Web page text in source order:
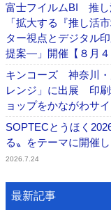
富士フイルムBI 推し
「拡大する『推し活
ター視点とデジタル
提案―」開催【８月４
キンコーズ 神奈川・
レンジ」に出展 印刷
ョップをかながわサ
SOPTECとうほく
る〟をテーマに開催
2026.7.24
最新記事